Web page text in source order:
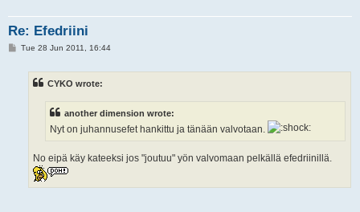
Re: Efedriini
PTue 28 Jun 2011, 16:44
CYKO wrote:
another dimension wrote:
Nyt on juhannusefet hankittu ja tänään valvotaan.
No eipä käy kateeksi jos "joutuu" yön valvomaan pelkällä efedriinillä.